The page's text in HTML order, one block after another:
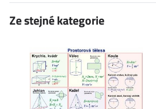
Ze stejné kategorie